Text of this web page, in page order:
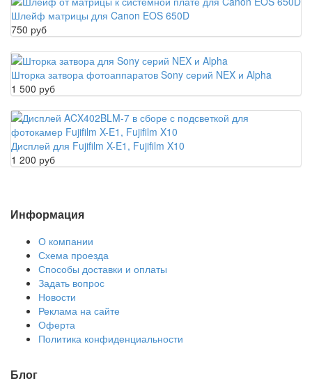
Шлейф матрицы для Canon EOS 650D
750 руб
Шторка затвора фотоаппаратов Sony серий NEX и Alpha
1 500 руб
Дисплей для Fujifilm X-E1, Fujifilm X10
1 200 руб
Информация
О компании
Схема проезда
Способы доставки и оплаты
Задать вопрос
Новости
Реклама на сайте
Оферта
Политика конфиденциальности
Блог